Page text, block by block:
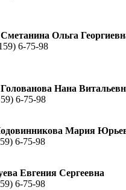
Ольга
6-75-98
Нана
6-75-98
Мария
6-75-98
Евгения Сергеевна
6-75-98